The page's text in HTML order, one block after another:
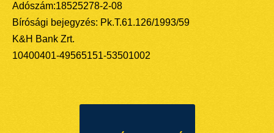
Adószám:18525278-2-08
Bírósági bejegyzés: Pk.T.61.126/1993/59
K&H Bank Zrt.
10400401-49565151-53501002